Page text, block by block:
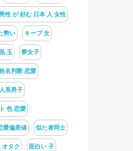
性 が 好む 日本 人 女性
勢い キープ 女
玉 夢女子
名判断 恋愛
系男子
色 恋愛
愛偏差値 似た者同士
オタク 面白い 子